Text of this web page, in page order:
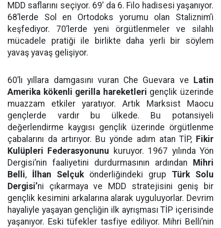
MDD saflarını seçiyor. 69’ da 6. Filo hadisesi yaşanıyor.
68’lerde Sol en Ortodoks yorumu olan Staliznim’i
keşfediyor. 70’lerde yeni örgütlenmeler ve silahlı
mücadele pratiği ile birlikte daha yerli bir söylem
yavaş yavaş gelişiyor.
60’lı yıllara damgasını vuran Che Guevara ve
Latin
Amerika kökenli gerilla hareketleri gençlik üzerinde
muazzam etkiler yaratıyor. Artık Marksist Maocu
gençlerde vardır bu ülkede. Bu potansiyeli
değerlendirme kaygısı gençlik üzerinde örgütlenme
çabalarını da artırıyor. Bu yönde adım atan TİP, Fikir
Kulüpleri Federasyonunu kuruyor. 1967 yılında Yön
Dergisi’nin faaliyetini durdurmasının ardından
Mihri
Belli, İlhan Selçuk önderliğindeki grup Türk Solu
Dergisi’ni çıkarmaya ve MDD stratejisini geniş bir
gençlik kesimini arkalarına alarak uyguluyorlar. Devrim
hayaliyle yaşayan gençliğin ilk ayrışması TİP içerisinde
yaşanıyor. Eski tüfekler tasfiye ediliyor. Mihri Belli’nin